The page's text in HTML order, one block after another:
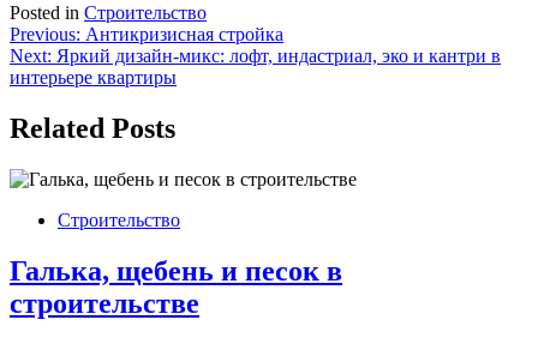
Posted in Строительство
Навигация
по
Previous: Антикризисная стройка
Next: Яркий дизайн-микс: лофт, индастриал, эко и кантри в
интерьере квартиры
Related Posts
Строительство
Галька, щебень и песок в
строительстве